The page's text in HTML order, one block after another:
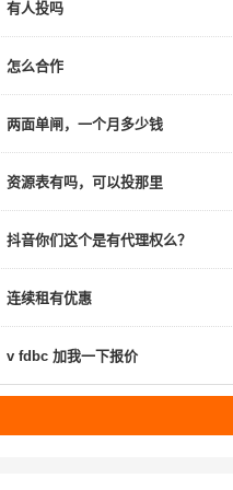
有人投吗
怎么合作
两面单闸，一个月多少钱
资源表有吗，可以投那里
抖音你们这个是有代理权么？
连续租有优惠
v fdbc 加我一下报价